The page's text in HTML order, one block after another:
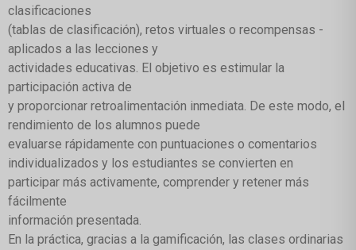
clasificaciones
(tablas de clasificación), retos virtuales o recompensas -
aplicados a las lecciones y
actividades educativas. El objetivo es estimular la
participación activa de
y proporcionar retroalimentación inmediata. De este modo, el
rendimiento de los alumnos puede
evaluarse rápidamente con puntuaciones o comentarios
individualizados y los estudiantes se convierten en
participar más activamente, comprender y retener más
fácilmente
información presentada.
En la práctica, gracias a la gamificación, las clases ordinarias